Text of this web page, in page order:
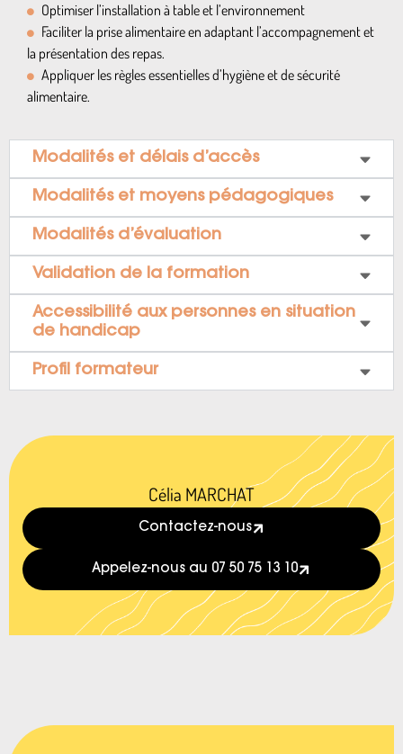
Optimiser l’installation à table et l’environnement
Faciliter la prise alimentaire en adaptant l’accompagnement et
la présentation des repas.
Appliquer les règles essentielles d’hygiène et de sécurité
alimentaire.
Modalités et délais d’accès
Modalités et moyens pédagogiques
Modalités d’évaluation
Validation de la formation
Accessibilité aux personnes en situation
de handicap
Profil formateur
Célia MARCHAT
Contactez-nous
Appelez-nous au 07 50 75 13 10